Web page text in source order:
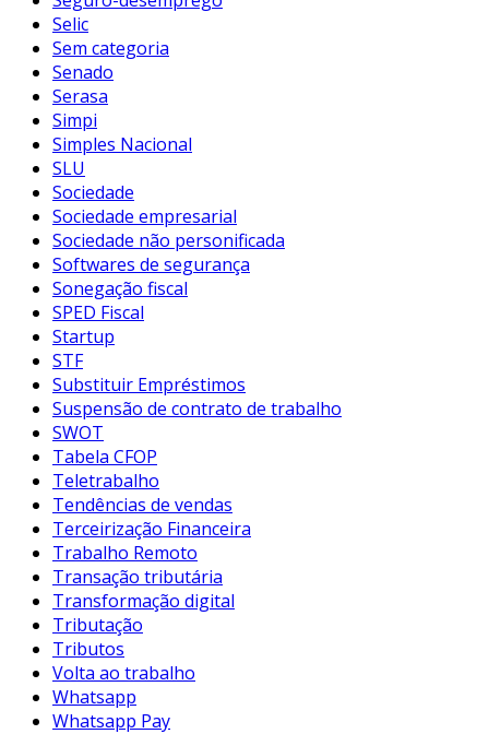
Selic
Sem categoria
Senado
Serasa
Simpi
Simples Nacional
SLU
Sociedade
Sociedade empresarial
Sociedade não personificada
Softwares de segurança
Sonegação fiscal
SPED Fiscal
Startup
STF
Substituir Empréstimos
Suspensão de contrato de trabalho
SWOT
Tabela CFOP
Teletrabalho
Tendências de vendas
Terceirização Financeira
Trabalho Remoto
Transação tributária
Transformação digital
Tributação
Tributos
Volta ao trabalho
Whatsapp
Whatsapp Pay